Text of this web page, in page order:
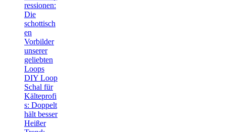
ressionen:
Die
schottisch
en
Vorbilder
unserer
geliebten
Loops
DIY Loop
Schal für
Kälteprofi
s: Doppelt
hält besser
Heißer